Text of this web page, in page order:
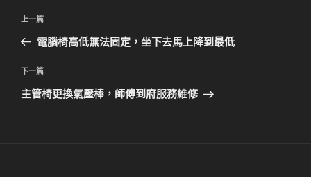
文
導
覽
上
一
文
章
上一篇
電腦椅高低無法固定，坐下去馬上降到最低
下
一
下一篇
主管椅更換氣壓棒，師傅到府服務維修